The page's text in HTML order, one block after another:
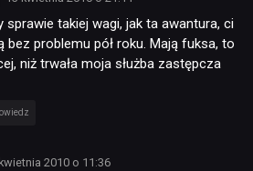
sprawie takiej wagi, jak ta awantura, ci
bez problemu pół roku. Mają fuksa, to
niż trwała moja służba zastępcza
2010 o 11:36